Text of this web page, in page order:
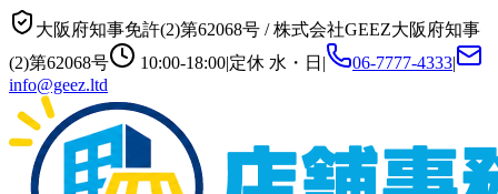
大阪府知事免許(2)第62068号 /株式会社GEEZ大阪府知事
(2)第62068号
10:00-18:00|定休 水・日 | 06-7777-4333|
info@geez.ltd